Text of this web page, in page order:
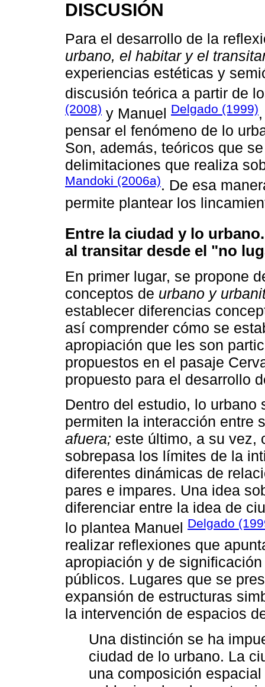
DISCUSIÓN
Para el desarrollo de la
urbano, el habitar y el
experiencias estéticas y
discusión teórica a partir de
(2008) y Manuel Delgado (1999)
pensar el fenómeno de lo
Son, además, teóricos que
delimitaciones que realiza
Mandoki (2006a). De esa
permite plantear los
Entre la ciudad y lo
al transitar desde el "no
En primer lugar, se propone
conceptos de urbano y
establecer diferencias
así comprender cómo se
apropiación que les son
propuestos en el pasaje
propuesto para el desarrollo
Dentro del estudio, lo
permiten la interacción entre
afuera; este último, a su vez,
sobrepasa los límites de la
diferentes dinámicas de
pares e impares. Una idea
diferenciar entre la idea de
lo plantea Manuel Delgado
realizar reflexiones que
apropiación y de
públicos. Lugares que se
expansión de estructuras
la intervención de espacios
Una distinción se ha
ciudad de lo urbano. La
una composición